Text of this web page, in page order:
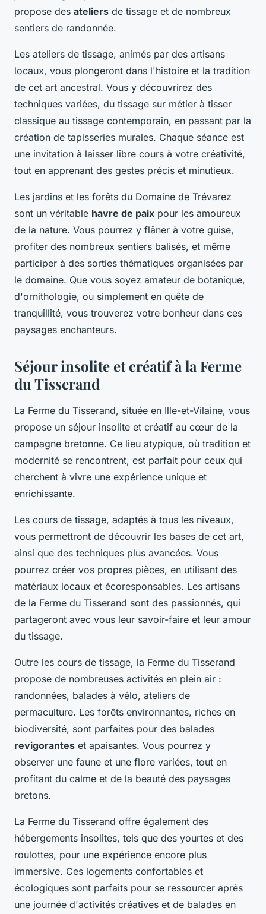
propose des ateliers de tissage et de nombreux
sentiers de randonnée.
Les ateliers de tissage, animés par des artisans
locaux, vous plongeront dans l'histoire et la tradition
de cet art ancestral. Vous y découvrirez des
techniques variées, du tissage sur métier à tisser
classique au tissage contemporain, en passant par la
création de tapisseries murales. Chaque séance est
une invitation à laisser libre cours à votre créativité,
tout en apprenant des gestes précis et minutieux.
Les jardins et les forêts du Domaine de Trévarez
sont un véritable havre de paix pour les amoureux
de la nature. Vous pourrez y flâner à votre guise,
profiter des nombreux sentiers balisés, et même
participer à des sorties thématiques organisées par
le domaine. Que vous soyez amateur de botanique,
d'ornithologie, ou simplement en quête de
tranquillité, vous trouverez votre bonheur dans ces
paysages enchanteurs.
Séjour insolite et créatif à la Ferme
du Tisserand
La Ferme du Tisserand, située en Ille-et-Vilaine, vous
propose un séjour insolite et créatif au cœur de la
campagne bretonne. Ce lieu atypique, où tradition et
modernité se rencontrent, est parfait pour ceux qui
cherchent à vivre une expérience unique et
enrichissante.
Les cours de tissage, adaptés à tous les niveaux,
vous permettront de découvrir les bases de cet art,
ainsi que des techniques plus avancées. Vous
pourrez créer vos propres pièces, en utilisant des
matériaux locaux et écoresponsables. Les artisans
de la Ferme du Tisserand sont des passionnés, qui
partageront avec vous leur savoir-faire et leur amour
du tissage.
Outre les cours de tissage, la Ferme du Tisserand
propose de nombreuses activités en plein air :
randonnées, balades à vélo, ateliers de
permaculture. Les forêts environnantes, riches en
biodiversité, sont parfaites pour des balades
revigorantes et apaisantes. Vous pourrez y
observer une faune et une flore variées, tout en
profitant du calme et de la beauté des paysages
bretons.
La Ferme du Tisserand offre également des
hébergements insolites, tels que des yourtes et des
roulottes, pour une expérience encore plus
immersive. Ces logements confortables et
écologiques sont parfaits pour se ressourcer après
une journée d'activités créatives et de balades en